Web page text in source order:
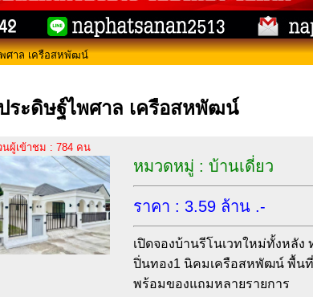
ศาล เครือสหพัฒน์
ระดิษฐ์ไพศาล เครือสหพัฒน์
นผู้เข้าชม : 784 คน
หมวดหมู่ : บ้านเดี่ยว
ราคา : 3.59 ล้าน .-
เปิดจองบ้านรีโนเวทใหม่ทั้งหลัง
ปิ่นทอง1 นิคมเครือสหพัฒน์ พื้น
พร้อมของแถมหลายรายการ